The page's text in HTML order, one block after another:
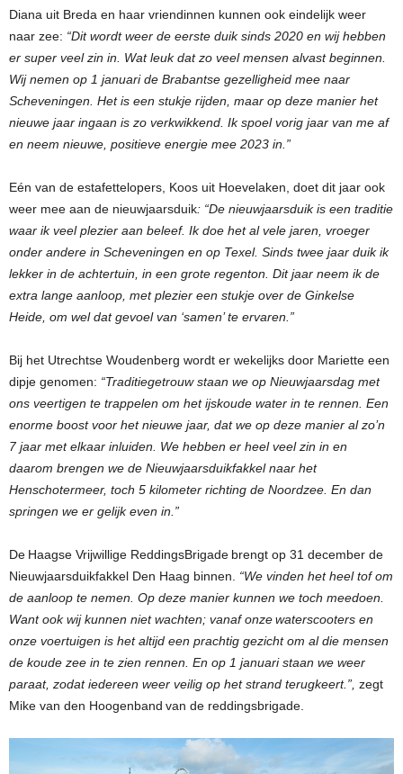
Diana uit Breda en haar vriendinnen kunnen ook eindelijk weer
naar zee: “Dit wordt weer de eerste duik sinds 2020 en wij hebben
er super veel zin in. Wat leuk dat zo veel mensen alvast beginnen.
Wij nemen op 1 januari de Brabantse gezelligheid mee naar
Scheveningen. Het is een stukje rijden, maar op deze manier het
nieuwe jaar ingaan is zo verkwikkend. Ik spoel vorig jaar van me af
en neem nieuwe, positieve energie mee 2023 in.”
Eén van de estafettelopers, Koos uit Hoevelaken, doet dit jaar ook
weer mee aan de nieuwjaarsduik: “De nieuwjaarsduik is een traditie
waar ik veel plezier aan beleef. Ik doe het al vele jaren, vroeger
onder andere in Scheveningen en op Texel. Sinds twee jaar duik ik
lekker in de achtertuin, in een grote regenton. Dit jaar neem ik de
extra lange aanloop, met plezier een stukje over de Ginkelse
Heide, om wel dat gevoel van ‘samen’ te ervaren.”
Bij het Utrechtse Woudenberg wordt er wekelijks door Mariette een
dipje genomen: “Traditiegetrouw staan we op Nieuwjaarsdag met
ons veertigen te trappelen om het ijskoude water in te rennen. Een
enorme boost voor het nieuwe jaar, dat we op deze manier al zo’n
7 jaar met elkaar inluiden. We hebben er heel veel zin in en
daarom brengen we de Nieuwjaarsduikfakkel naar het
Henschotermeer, toch 5 kilometer richting de Noordzee. En dan
springen we er gelijk even in.”
De Haagse Vrijwillige ReddingsBrigade brengt op 31 december de
Nieuwjaarsduikfakkel Den Haag binnen.
“We vinden het heel tof om
de aanloop te nemen. Op deze manier kunnen we toch meedoen.
Want ook wij kunnen niet wachten; vanaf onze waterscooters en
onze voertuigen is het altijd een prachtig gezicht om al die mensen
de koude zee in te zien rennen. En op 1 januari staan we weer
paraat, zodat iedereen weer veilig op het strand terugkeert.”, zegt
Mike van den Hoogenband van de reddingsbrigade.